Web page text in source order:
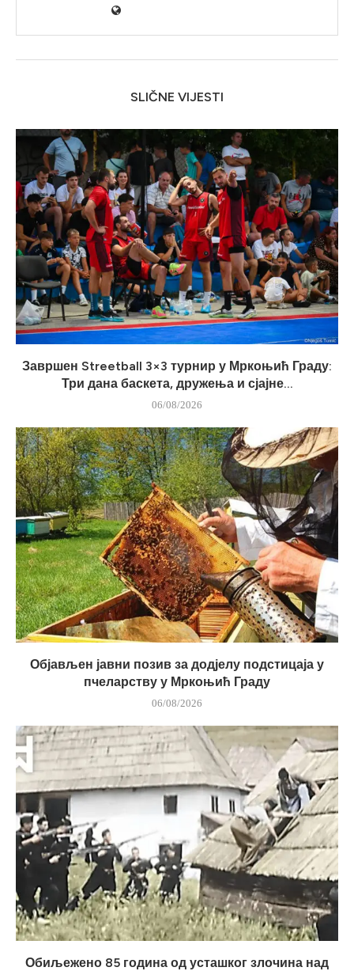
SLIČNE VIJESTI
Завршен Streetball 3×3 турнир у Мркоњић Граду:
Три дана баскета, дружења и сјајне...
06/08/2026
Објављен јавни позив за додјелу подстицаја у
пчеларству у Мркоњић Граду
06/08/2026
Обиљежено 85 година од усташког злочина над